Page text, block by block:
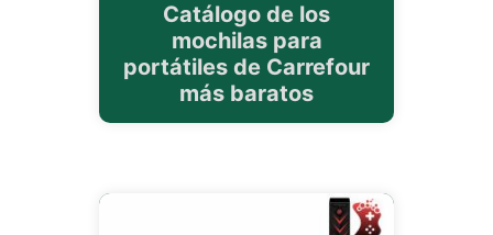
Catálogo de los
mochilas para
portátiles de Carrefour
más baratos